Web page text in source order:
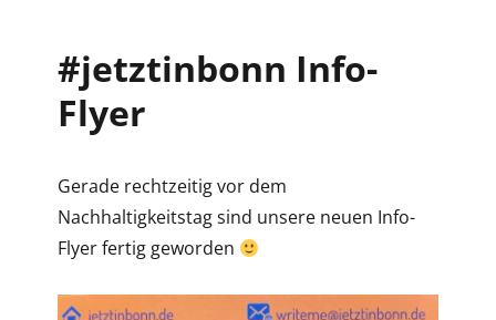
#jetztinbonn Info-
Flyer
Gerade rechtzeitig vor dem
Nachhaltigkeitstag sind unsere neuen Info-
Flyer fertig geworden